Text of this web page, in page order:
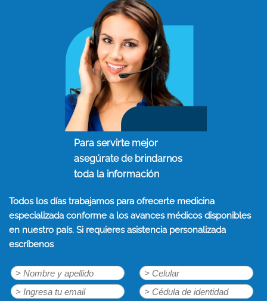
Para servirte mejor
asegúrate de brindarnos
toda la información
Todos los días trabajamos para ofrecerte medicina
especializada conforme a los avances médicos disponibles
en nuestro país. Si requieres asistencia personalizada
escríbenos